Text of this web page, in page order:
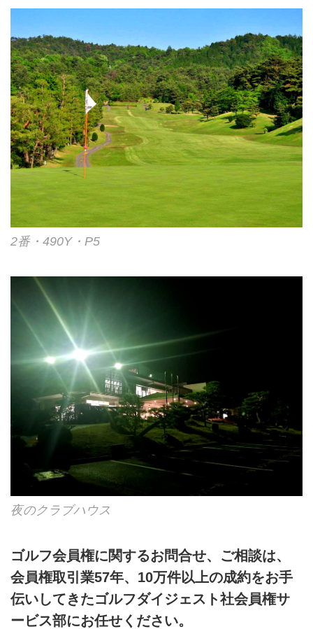
2番・490Y・P5
夜のクラブハウス
ゴルフ会員権に関するお問合せ、ご相談は、
会員権取引業57年、10万件以上の成約をお手
伝いしてきたゴルフダイジェスト社会員権サ
ービス部にお任せください。